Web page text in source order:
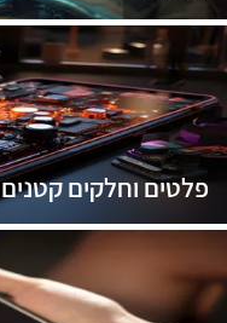
פלטים וחלקים קטנים